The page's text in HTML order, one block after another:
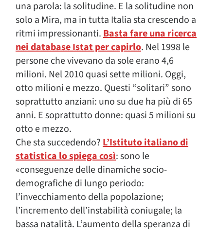
una parola: la solitudine. E la solitudine non
solo a Mira, ma in tutta Italia sta crescendo a
ritmi impressionanti.Basta fare una ricerca
nei database Istat per capirlo. Nel 1998 le
persone che vivevano da sole erano 4,6
milioni. Nel 2010 quasi sette milioni. Oggi,
otto milioni e mezzo. Questi “solitari” sono
soprattutto anziani: uno su due ha più di 65
anni. E soprattutto donne: quasi 5 milioni su
otto e mezzo.
Che sta succedendo?L’Istituto italiano di
statistica lo spiega così: sono le
«conseguenze delle dinamiche socio-
demografiche di lungo periodo:
l’invecchiamento della popolazione;
l’incremento dell’instabilità coniugale; la
bassa natalità. L’aumento della speranza di